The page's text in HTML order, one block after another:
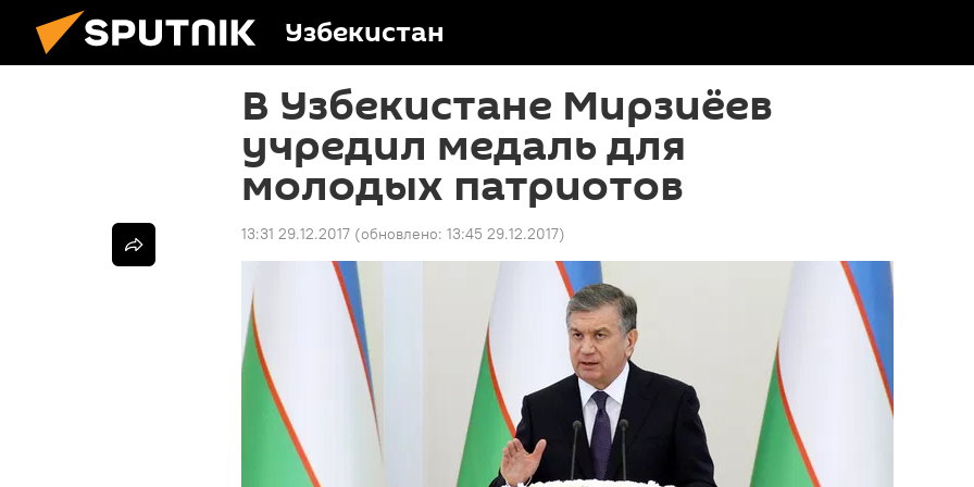
Узбекистан
В Узбекистане Мирзиёев
учредил медаль для
молодых патриотов
13:31 29.12.2017 (обновлено: 13:45 29.12.2017)